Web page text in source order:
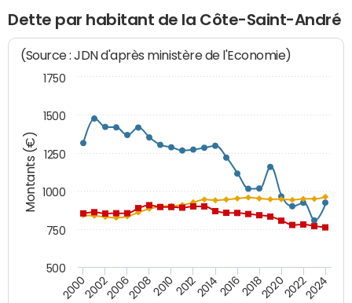
Dette par habitant de la Côte-Saint-André
Montants (€)
(Source : JDN d'après ministère de l'Economie)
200020022006200820102012201420162018202020222024
1000
500
750
1250
1500
1750